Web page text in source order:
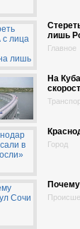
лишь
Главное
На
Город